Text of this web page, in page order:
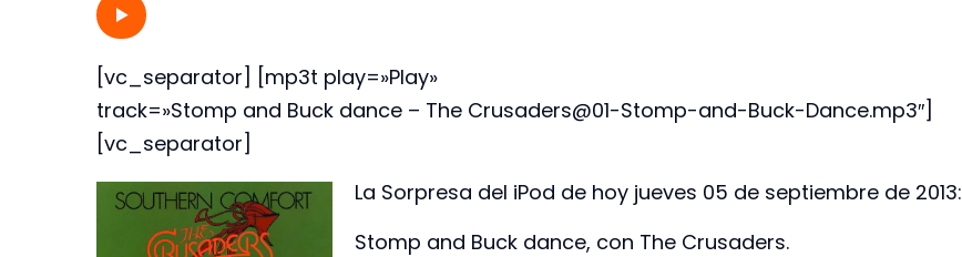
[vc_separator] [mp3t play=»Play»
track=»Stomp and Buck dance – The Crusaders@01-Stomp-and-Buck-Dance.mp3″]
[vc_separator]
La Sorpresa del iPod de hoy jueves 05 de septiembre de 2013:
Stomp and Buck dance, con The Crusaders.